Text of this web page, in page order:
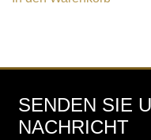
SENDEN SIE
NACHRICHT